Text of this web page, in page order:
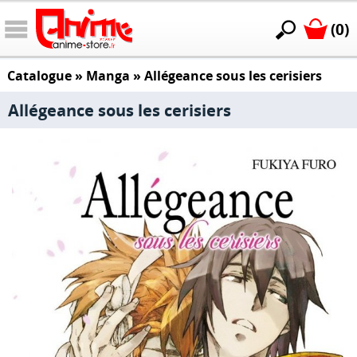
(0)
Catalogue» Manga » Allégeance sous les cerisiers
Allégeance sous les cerisiers